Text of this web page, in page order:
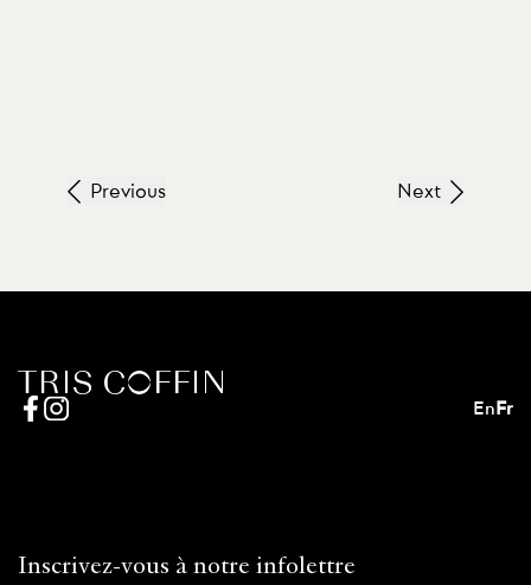
Previous Next
En Fr
Inscrivez-vous à notre infolettre